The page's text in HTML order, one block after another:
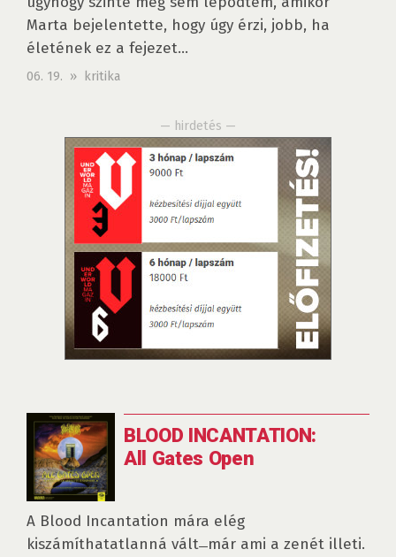
Marta bejelentette, hogy úgy érzi, jobb, ha
életének ez a fejezet...
06. 19. » kritika
— hirdetés —
BLOOD INCANTATION:
All Gates Open
A Blood Incantation mára elég
kiszámíthatatlanná vált ̶ már ami a zenét illeti.